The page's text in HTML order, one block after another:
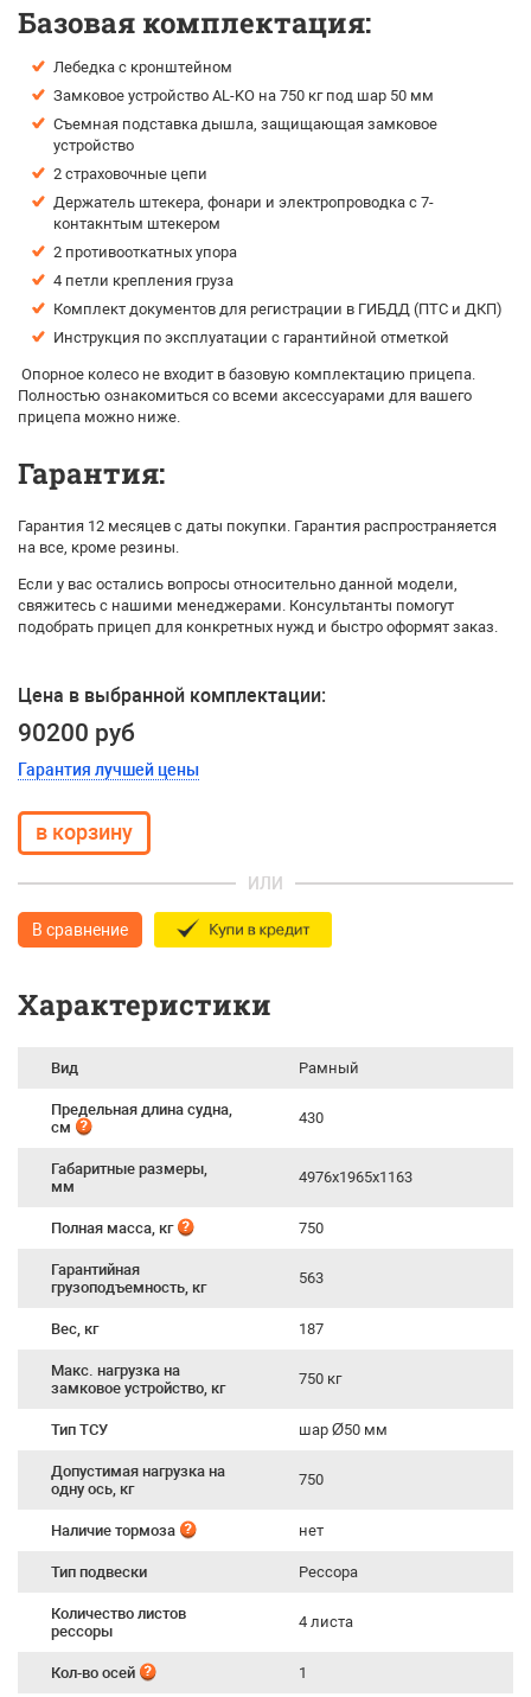
Базовая комплектация:
Лебедка с кронштейном
Замковое устройство AL-KO на 750 кг под шар 50 мм
Съемная подставка дышла, защищающая замковое
устройство
2 страховочные цепи
Держатель штекера, фонари и электропроводка с 7-
контакнтым штекером
2 противооткатных упора
4 петли крепления груза
Комплект документов для регистрации в ГИБДД (ПТС и ДКП)
Инструкция по эксплуатации с гарантийной отметкой
Опорное колесо не входит в базовую комплектацию прицепа.
Полностью ознакомиться со всеми аксессуарами для вашего
прицепа можно ниже.
Гарантия:
Гарантия 12 месяцев с даты покупки. Гарантия распространяется
на все, кроме резины.
Если у вас остались вопросы относительно данной модели,
свяжитесь с нашими менеджерами. Консультанты помогут
подобрать прицеп для конкретных нужд и быстро оформят заказ.
Цена в выбранной комплектации:
90200 руб
Гарантия лучшей цены
ИЛИ
В сравнение
Характеристики
Вид Рамный
Предельная длина судна,
см
430
Габаритные размеры,
мм
4976x1965x1163
Полная масса, кг 750
Гарантийная
грузоподъемность, кг
563
Вес, кг 187
Макс. нагрузка на
замковое устройство, кг
750 кг
Тип ТСУ шар Ø50 мм
Допустимая нагрузка на
одну ось, кг
750
Наличие тормоза нет
Тип подвески Рессора
Количество листов
рессоры
4 листа
Кол-во осей 1